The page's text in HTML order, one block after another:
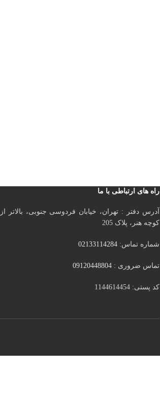
راه های ارتباطی با ما
آدرس دفتر : تهران، خیابان فردوسی جنوبی، بالاتر از
کوچه هنر، پلاک 205
شماره تماس:02133114284
تماس ضروری :09120448804
کد پستی: 1144614454